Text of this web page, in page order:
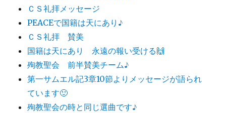
ＣＳ礼拝メッセージ
PEACEで国籍は天にあり♪
ＣＳ礼拝 賛美
国籍は天にあり 永遠の報い受ける🙌
殉教聖会 前半賛美チーム♪
第一サムエル記3章10節よりメッセージが語られ
ています🙂
殉教聖会の時と同じ選曲です♪